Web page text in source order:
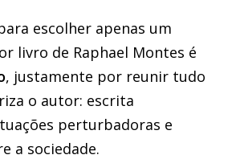
escolher apenas um
livro de Raphael Montes é
, justamente por reunir tudo
o autor: escrita
perturbadoras e
a sociedade.